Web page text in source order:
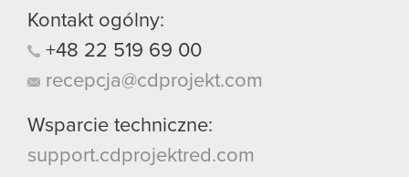
Kontakt ogólny:
+48 22 519 69 00
recepcja@cdprojekt.com
Wsparcie techniczne:
support.cdprojektred.com